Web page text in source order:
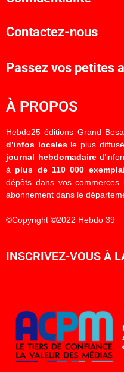
Contactez-nous
Passez vos petites
À PROPOS
Hebdo25 éditions Grand
d’infos localesle plus
journal hebdomadaire
à plus de 110 000
dépôts dans vos
abonnement dans le
©Copyright ©2022 Hebdo 39
INSCRIVEZ-VOUS À